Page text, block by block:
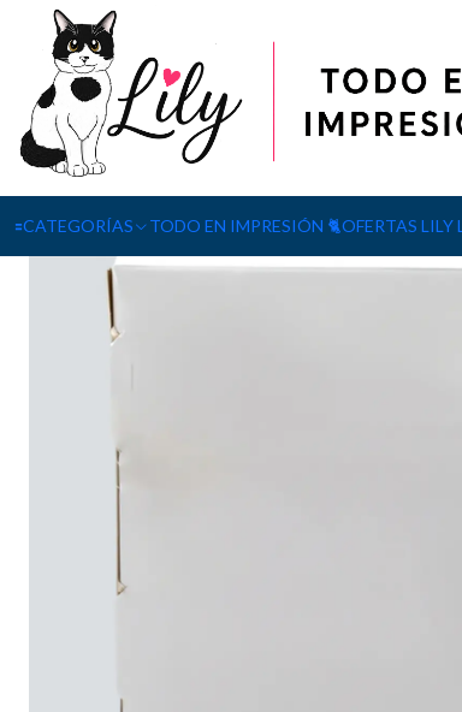
🟰CATEGORÍAS TODO EN IMPRESIÓN 🐈OFERTAS LILY
Inicio SUBLIMACIÓN